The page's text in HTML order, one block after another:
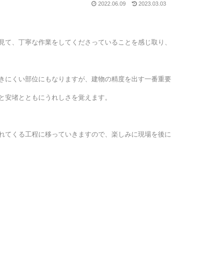
2022.06.09 2023.03.03
、丁寧な作業をしてくださっていることを感じ取り、
にくい部位にもなりますが、建物の精度を出す一番重要
堵とともにうれしさを覚えます。
てくる工程に移っていきますので、楽しみに現場を後に